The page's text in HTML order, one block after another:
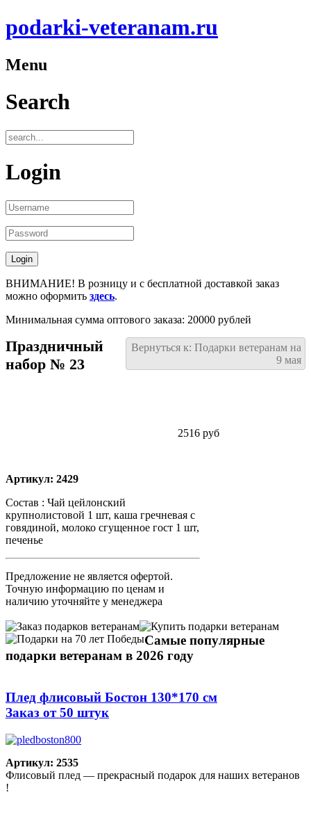
podarki-veteranam.ru
Menu
Search
Login
ВНИМАНИЕ! В розницу и с бесплатной доставкой заказ
можно оформить здесь.
Минимальная сумма оптового заказа: 20000 рублей
Вернуться к: Подарки ветеранам на
9 мая
Праздничный
набор № 23
2516 руб
Артикул: 2429
Состав : Чай цейлонский
крупнолистовой 1 шт, каша гречневая с
говядиной, молоко сгущенное гост 1 шт,
печенье
Предложение не является офертой.
Точную информацию по ценам и
наличию уточняйте у менеджера
Самые популярные
подарки ветеранам в 2026 году
Плед флисовый Бостон 130*170 см
Заказ от 50 штук
Артикул: 2535
Флисовый плед — прекрасный подарок для наших ветеранов
!